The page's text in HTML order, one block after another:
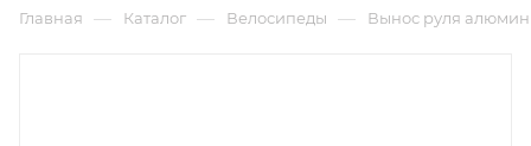
Главная — Каталог — Велосипеды — Вынос руля